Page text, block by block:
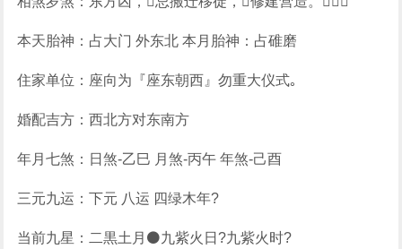
本天胎神：占大门 外东北 本月胎神：占碓磨
住家单位：座向为『座东朝西』勿重大仪式｡
婚配吉方：西北方对东南方
年月七煞：日煞-乙巳 月煞-丙午 年煞-己酉
三元九运：下元 八运 四绿木年?
当前九星：二黒土月⚫九紫火日?九紫火时?